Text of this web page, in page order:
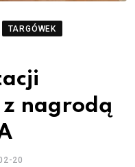
TARGÓWEK
nagrodą
20